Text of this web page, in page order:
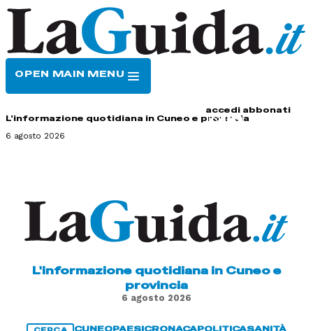
OPEN MAIN MENU
accedi abbonati
L'informazione quotidiana in Cuneo e provincia
6 agosto 2026
L'informazione quotidiana in Cuneo e
provincia
6 agosto 2026
CUNEOPAESICRONACAPOLITICASANITÀ